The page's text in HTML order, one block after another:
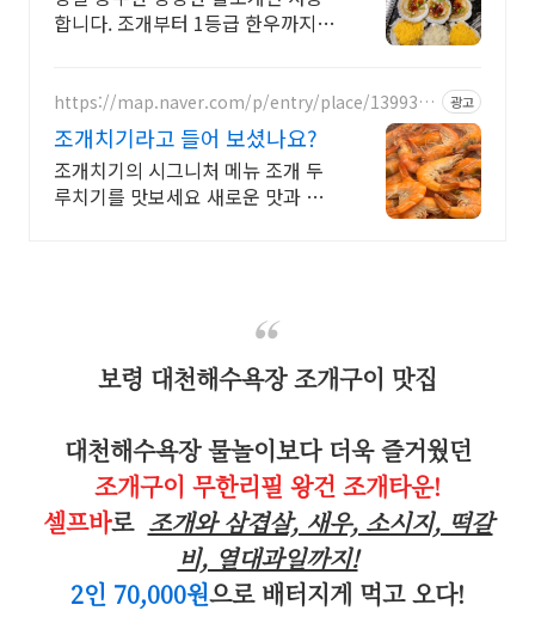
합니다. 조개부터 1등급 한우까지
https://map.naver.com/p/entry/place/1399310
광고
조개치기라고 들어 보셨나요?
조개치기의 시그니처 메뉴 조개 두
루치기를 맛보세요 새로운 맛과 칼
보령 대천해수욕장 조개구이 맛집
대천해수욕장 물놀이보다 더욱 즐거웠던
조개구이 무한리필 왕건 조개타운!
셀프바로 조개와 삼겹살, 새우, 소시지, 떡갈
비, 열대과일까지!
2인 70,000원으로 배터지게 먹고 오다!